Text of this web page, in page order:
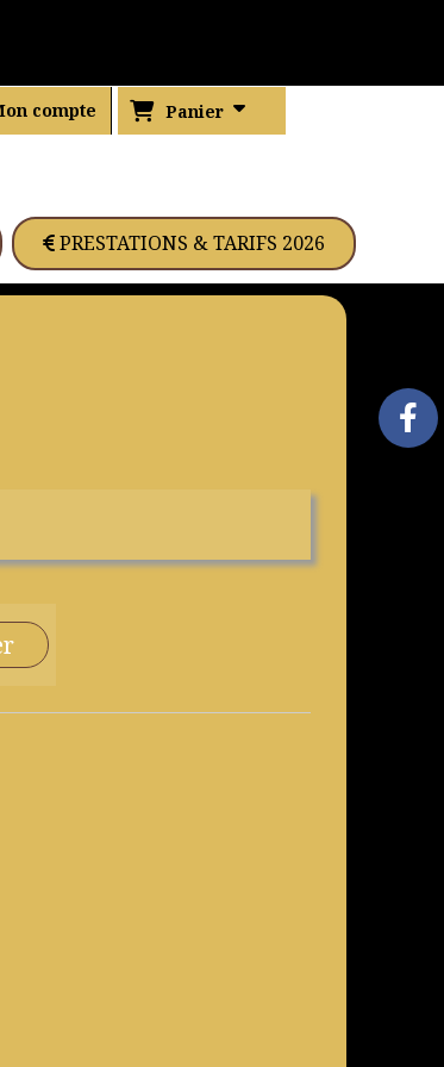
compte Panier
PRESTATIONS & TARIFS 2026